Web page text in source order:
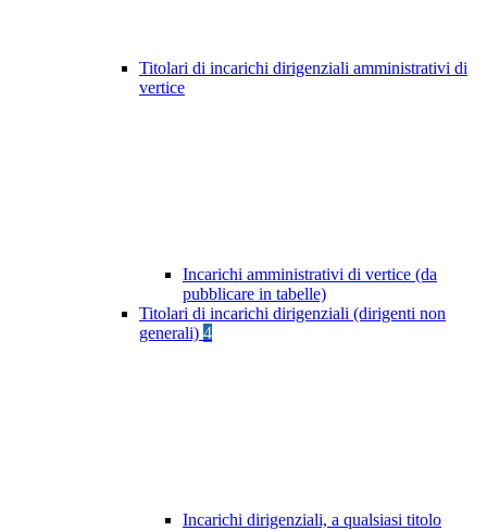
Titolari di incarichi dirigenziali amministrativi di
vertice
Incarichi amministrativi di vertice (da
pubblicare in tabelle)
Titolari di incarichi dirigenziali (dirigenti non
generali) 4
Incarichi dirigenziali, a qualsiasi titolo